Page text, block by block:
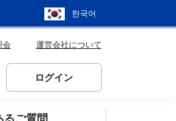
한국어
会 運営会社について
ログイン
るご質問